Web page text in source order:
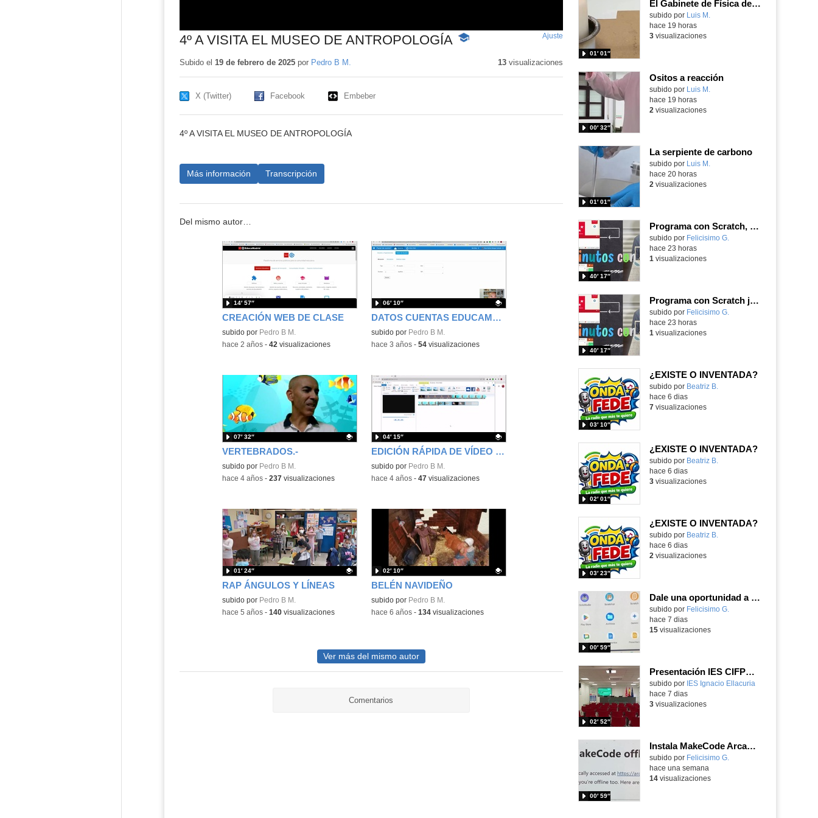
4º A VISITA EL MUSEO DE ANTROPOLOGÍA -
Ajuste
pantalla
Subido el 19 de febrero de 2025por Pedro B M. 13visualizaciones
X (Twitter) Facebook Embeber
4º A VISITA EL MUSEO DE ANTROPOLOGÍA
Más información Transcripción
Del mismo autor…
CREACIÓN WEB DE CLASE
subido por Pedro B M.
14′ 57″
-hace 2 años- 42 visualizaciones
DATOS CUENTAS EDUCAMADRID Y GENERACIÓN CONTRASEÑAS
Contenido educativo.
subido por Pedro B M.
06′ 10″
-hace 3 años- 54visualizaciones
VERTEBRADOS.-
Contenido educativo.
subido por Pedro B M.
07′ 32″
-hace 4 años- 237visualizaciones
EDICIÓN RÁPIDA DE VÍDEO EDUCATIVO
Contenido educativo.
subido por Pedro B M.
04′ 15″
-hace 4 años- 47visualizaciones
RAP ÁNGULOS Y LÍNEAS
Contenido educativo.
subido por Pedro B M.
01′ 24″
-hace 5 años- 140visualizaciones
BELÉN NAVIDEÑO
Contenido educativo.
subido por Pedro B M.
02′ 10″
-hace 6 años- 134visualizaciones
Ver más del mismo autor
Comentarios
El Gabinete de Física del IES Enrique Tierno Galván de Parla (Curso 25-26)
Contenido educativo.
subido por Luis M.
01′ 01″
hace 19 horas
3visualizaciones
Ositos a reacción
Contenido educativo.
subido por Luis M.
00′ 32″
hace 19 horas
2 visualizaciones
La serpiente de carbono
Contenido educativo.
subido por Luis M.
01′ 01″
hace 20 horas
2 visualizaciones
Programa con Scratch, 8 diferentes juegos para vivir la emoción de los partidos de España en el mundial 2026
Contenido educativo.
subido por Felicisimo G.
40′ 17″
hace 23 horas
1 visualizaciones
Programa con Scratch juegos con los partidos del mundial 2026 ganados por España
Contenido educativo.
subido por Felicisimo G.
40′ 17″
hace 23 horas
1 visualizaciones
¿EXISTE O INVENTADA?
Contenido educativo.
subido por Beatriz B.
03′ 10″
hace 6 dias
7visualizaciones
¿EXISTE O INVENTADA?
Contenido educativo.
subido por Beatriz B.
02′ 01″
hace 6 dias
3visualizaciones
¿EXISTE O INVENTADA?
Contenido educativo.
subido por Beatriz B.
03′ 23″
hace 6 dias
2 visualizaciones
Dale una oportunidad a los Chromebooks y utiliza un proyector para realizar talleres si no tienes pantallas táctiles
Contenido educativo.
subido por Felicisimo G.
00′ 59″
hace 7 dias
15visualizaciones
Presentación IES CIFPD Ignacio Ellacuría
Contenido educativo.
subido por IES Ignacio Ellacuria
02′ 52″
hace 7 dias
3visualizaciones
Instala MakeCode Arcade para trabajar offline en tu tablet, ordenador, Chromebook
Contenido educativo.
subido por Felicisimo G.
00′ 59″
hace una semana
14visualizaciones